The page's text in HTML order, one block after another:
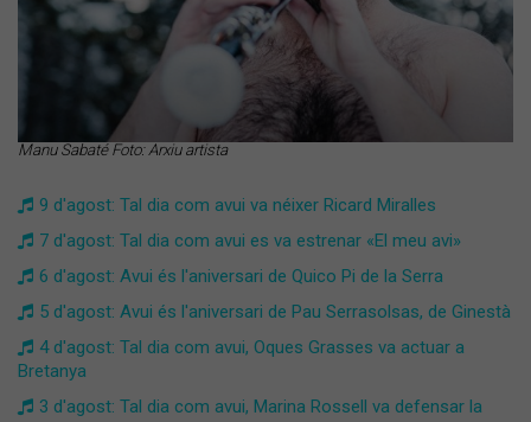
Manu Sabaté Foto: Arxiu artista
9 d'agost: Tal dia com avui va néixer Ricard Miralles
7 d'agost: Tal dia com avui es va estrenar «El meu avi»
6 d'agost: Avui és l'aniversari de Quico Pi de la Serra
5 d'agost: Avui és l'aniversari de Pau Serrasolsas, de Ginestà
4 d'agost: Tal dia com avui, Oques Grasses va actuar a
Bretanya
3 d'agost: Tal dia com avui, Marina Rossell va defensar la